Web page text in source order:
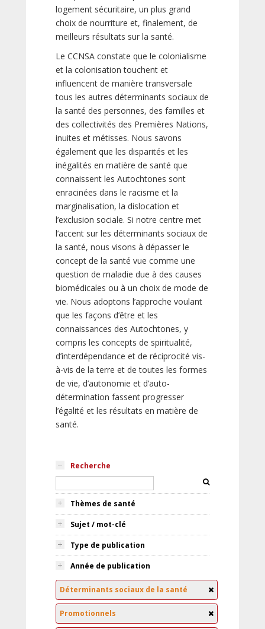
logement sécuritaire, un plus grand
choix de nourriture et, finalement, de
meilleurs résultats sur la santé.
Le CCNSA constate que le colonialisme
et la colonisation touchent et
influencent de manière transversale
tous les autres déterminants sociaux de
la santé des personnes, des familles et
des collectivités des Premières Nations,
inuites et métisses. Nous savons
également que les disparités et les
inégalités en matière de santé que
connaissent les Autochtones sont
enracinées dans le racisme et la
marginalisation, la dislocation et
l’exclusion sociale. Si notre centre met
l’accent sur les déterminants sociaux de
la santé, nous visons à dépasser le
concept de la santé vue comme une
question de maladie due à des causes
biomédicales ou à un choix de mode de
vie. Nous adoptons l’approche voulant
que les façons d’être et les
connaissances des Autochtones, y
compris les concepts de spiritualité,
d’interdépendance et de réciprocité vis-
à-vis de la terre et de toutes les formes
de vie, d’autonomie et d’auto-
détermination fassent progresser
l’égalité et les résultats en matière de
santé.
Recherche
Thèmes de santé
Sujet / mot-clé
Type de publication
Année de publication
Déterminants sociaux de la santé
Promotionnels